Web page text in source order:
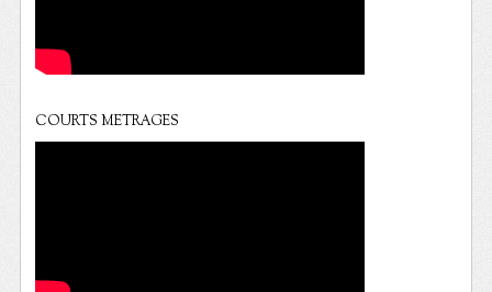
COURTS METRAGES